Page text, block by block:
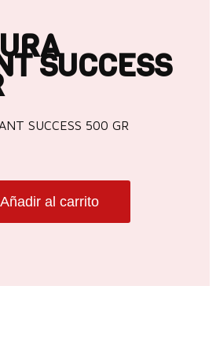
SUCCESS
SUCCESS 500 GR
Añadir al carrito